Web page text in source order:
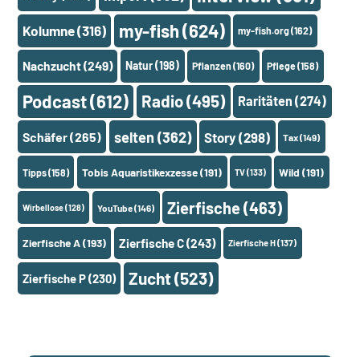
Kolumne(316) my-fish(624) my-fish.org(162)
Nachzucht(249) Natur(198) Pflanzen(160) Pflege(158)
Podcast(612) Radio(495) Raritäten (274)
Schäfer(265) selten (362) Story (298) Tax(149)
Tipps(158) Tobis Aquaristikexzesse(191) TV(133) Wild (191)
Wirbellose(128) YouTube(146) Zierfische(463)
Zierfische A(193) Zierfische C(243) Zierfische H(137)
Zierfische P(230) Zucht(523)